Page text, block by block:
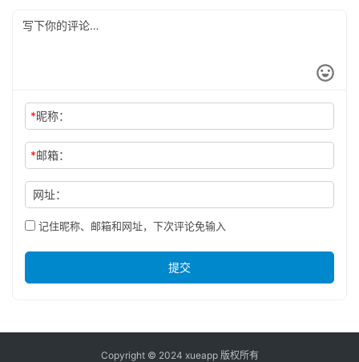
*昵称：
*邮箱：
网址：
记住昵称、邮箱和网址，下次评论免输入
提交
Copyright © 2024 xueapp 版权所有